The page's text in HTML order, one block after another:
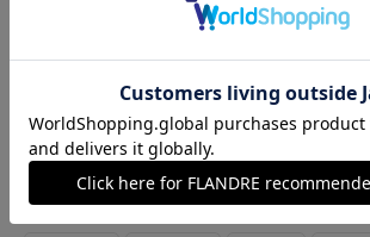
ネート。夏の始まりは半袖ニットが便利。暑
にも馴染んで薄着でもちゃんとしてる感があ
リントのパンツを合わせれば、リッチな大人